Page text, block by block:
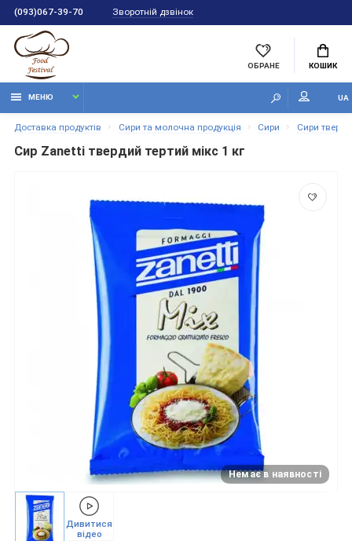
(093)067-39-70 Зворотній дзвінок
ОБРАНЕ КОШИК
МЕНЮ UA
Доставка продуктів Сири та молочна продукція Сири Сири тверді
Сир Zanetti твердий тертий мікс 1 кг
Немає в наявності
Дивитися
відео